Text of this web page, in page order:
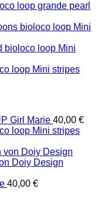
loop grande pearl
bioloco loop Mini
bioloco loop Mini
loop Mini stripes
Girl Marie 40,00 €
loop Mini stripes
Doiy Design
40,00 €